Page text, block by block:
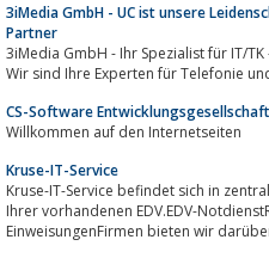
3iMedia GmbH - UC ist unsere
Partner
3iMedia GmbH - Ihr Spezialist für IT/
Wir sind Ihre Experten für Telefonie
CS-Software
Willkommen auf den Internetseiten
Kruse-IT-Service
Kruse-IT-Service befindet sich in
Ihrer vorhandenen EDV.EDV-
EinweisungenFirmen bieten wir